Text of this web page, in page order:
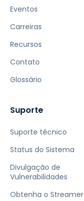
Eventos
Carreiras
Recursos
Contato
Glossário
Suporte
Suporte técnico
Status do Sistema
Divulgação de
Vulnerabilidades
Obtenha o Streamer